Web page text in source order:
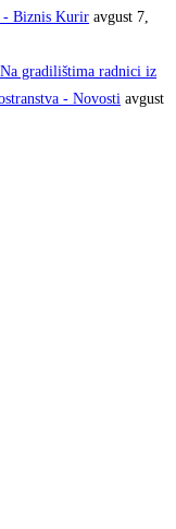
- Biznis Kurir avgust 7,
gradilištima radnici iz
- Novosti avgust